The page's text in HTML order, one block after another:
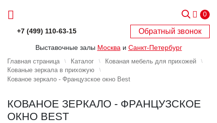
0
+7 (499) 110-63-15 Обратный звонок
Выставочные залы Москва и Санкт-Петербург
Главная страница Каталог
Кованая мебель для прихожей
Кованые зеркала в прихожую
Кованое зеркало - Французское окно Best
КОВАНОЕ ЗЕРКАЛО - ФРАНЦУЗСКОЕ
ОКНО BEST